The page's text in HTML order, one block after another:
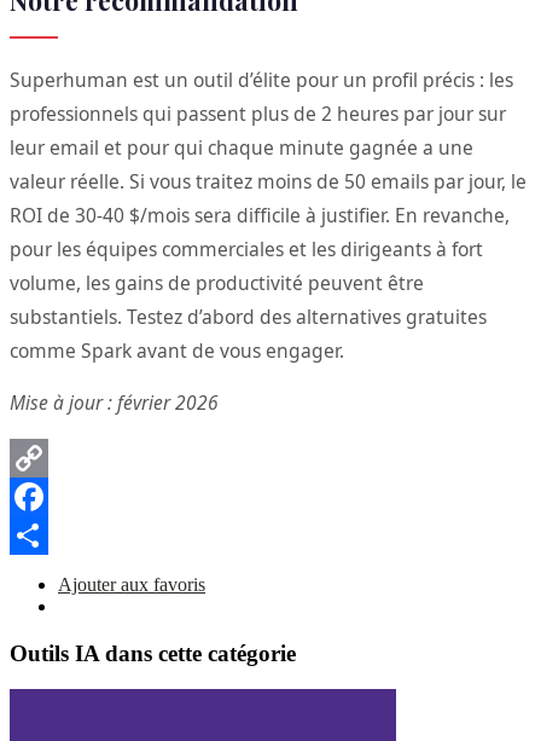
Superhuman est un outil d’élite pour un profil précis : les
professionnels qui passent plus de 2 heures par jour sur
leur email et pour qui chaque minute gagnée a une
valeur réelle. Si vous traitez moins de 50 emails par jour, le
ROI de 30-40 $/mois sera difficile à justifier. En revanche,
pour les équipes commerciales et les dirigeants à fort
volume, les gains de productivité peuvent être
substantiels. Testez d’abord des alternatives gratuites
comme Spark avant de vous engager.
Mise à jour : février 2026
Copy
Link
Facebook
PartagerAjouter aux favoris
Outils IA dans cette catégorie